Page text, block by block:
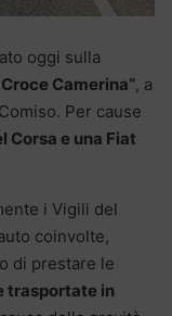
oggi sulla
Camerina”, a
Per cause
Corsa e una Fiat
i Vigili del
coinvolte,
di prestare le
trasportate in